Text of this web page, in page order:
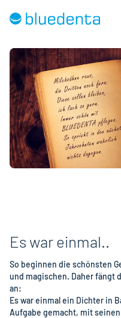
Es war einmal..
So beginnen die schönsten
und magischen. Daher fängt
an:
Es war einmal ein Dichter in
Aufgabe gemacht, mit